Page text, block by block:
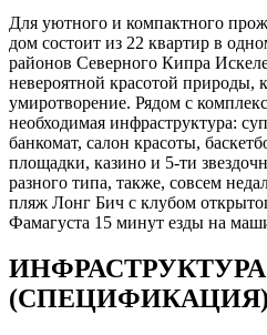
Для уютного и компактного
дом состоит из 22 квартир в
районов Северного Кипра
невероятной красотой природы,
умиротворение. Рядом с
необходимая инфраструктура:
банкомат, салон красоты,
площадки, казино и 5-ти
разного типа, также, совсем
пляж Лонг Бич с клубом
Фамагуста 15 минут езды на
ИНФРАСТРУКТУРА
(СПЕЦИФИКАЦИЯ)